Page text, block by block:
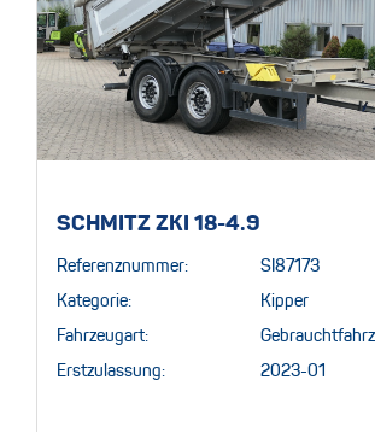
SCHMITZ ZKI 18-4.9
Referenznummer: SI87173
Kategorie: Kipper
Fahrzeugart:
Erstzulassung: 2023-01